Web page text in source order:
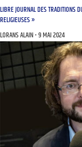
LIBRE JOURNAL DES TRADITIONS
RELIGIEUSES »
LORANS ALAIN 9 MAI 2024